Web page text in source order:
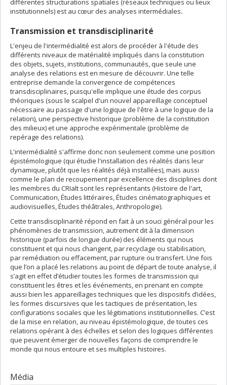
différentes structurations spatiales (réseaux techniques ou lieux
institutionnels) est au cœur des analyses intermédiales.
Transmission et transdisciplinarité
L'enjeu de l'intermédialité est alors de procéder à l'étude des
différents niveaux de matérialité impliqués dans la constitution
des objets, sujets, institutions, communautés, que seule une
analyse des relations est en mesure de découvrir. Une telle
entreprise demande la convergence de compétences
transdisciplinaires, puisqu'elle implique une étude des corpus
théoriques (sous le scalpel d'un nouvel appareillage conceptuel
nécessaire au passage d'une logique de l'être à une logique de la
relation), une perspective historique (problème de la constitution
des milieux) et une approche expérimentale (problème de
repérage des relations).
L'intermédialité s'affirme donc non seulement comme une position
épistémologique (qui étudie l'installation des réalités dans leur
dynamique, plutôt que les réalités déjà installées), mais aussi
comme le plan de recoupement par excellence des disciplines dont
les membres du CRIalt sont les représentants (Histoire de l'art,
Communication, Études littéraires, Études cinématographiques et
audiovisuelles, Études théâtrales, Anthropologie).
Cette transdisciplinarité répond en fait à un souci général pour les
phénomènes de transmission, autrement dit à la dimension
historique (parfois de longue durée) des éléments qui nous
constituent et qui nous changent, par recyclage ou stabilisation,
par remédiation ou effacement, par rupture ou transfert. Une fois
que l’on a placé les relations au point de départ de toute analyse, il
s’agit en effet d’étudier toutes les formes de transmission qui
constituent les êtres et les événements, en prenant en compte
aussi bien les appareillages techniques que les dispositifs d’idées,
les formes discursives que les tactiques de présentation, les
configurations sociales que les légitimations institutionnelles. C’est
de la mise en relation, au niveau épistémologique, de toutes ces
relations opérant à des échelles et selon des logiques différentes
que peuvent émerger de nouvelles façons de comprendre le
monde qui nous entoure et ses multiples histoires.
Média